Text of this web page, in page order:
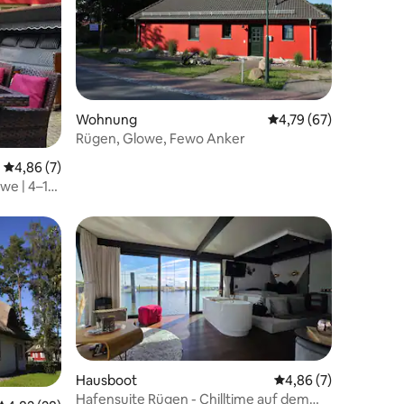
Bewertungen
Durchschnittliche Bewertung: 4,86 von 5, 7 Bewertungen
4,86 (7)
| 4–10
Wohnung Durchschnittliche
4,79 (67)
Rügen, Glowe, Fewo Anker
Hausboot Durchschnittliche
4,86 (7)
Hafensuite Rügen - Chilltime auf dem